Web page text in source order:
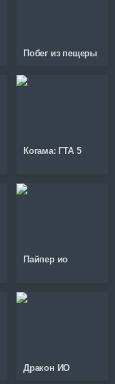
Побег из пещеры
Когама: ГТА 5
Пайпер ио
Дракон ИО